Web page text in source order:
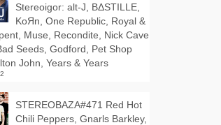
Stereoigor: alt‑J, BΔSTILLE,
KoЯn, One Republic, Royal &
Muse, Recondite, Nick Cave
Seeds, Godford, Pet Shop
John, Years & Years
STEREOBAZA#471 Red Hot
Chili Peppers, Gnarls Barkley,